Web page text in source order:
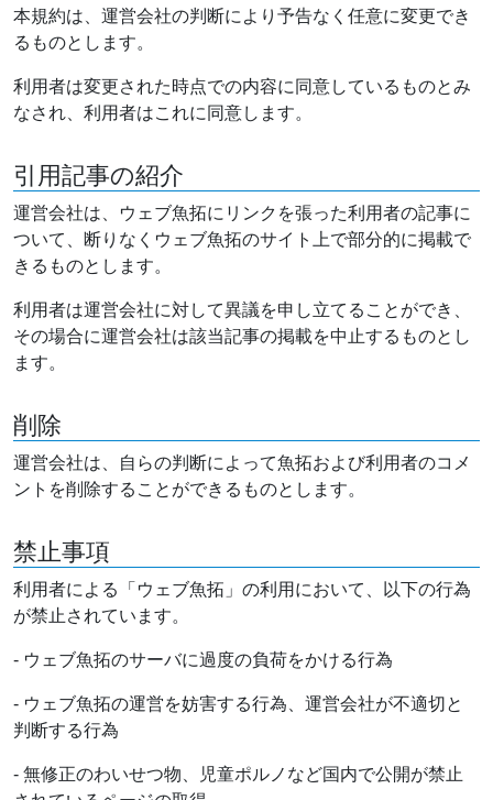
本規約は、運営会社の判断により予告なく任意に変更でき
るものとします。
利用者は変更された時点での内容に同意しているものとみ
なされ、利用者はこれに同意します。
引用記事の紹介
運営会社は、ウェブ魚拓にリンクを張った利用者の記事に
ついて、断りなくウェブ魚拓のサイト上で部分的に掲載で
きるものとします。
利用者は運営会社に対して異議を申し立てることができ、
その場合に運営会社は該当記事の掲載を中止するものとし
ます。
削除
運営会社は、自らの判断によって魚拓および利用者のコメ
ントを削除することができるものとします。
禁止事項
利用者による「ウェブ魚拓」の利用において、以下の行為
が禁止されています。
- ウェブ魚拓のサーバに過度の負荷をかける行為
- ウェブ魚拓の運営を妨害する行為、運営会社が不適切と
判断する行為
- 無修正のわいせつ物、児童ポルノなど国内で公開が禁止